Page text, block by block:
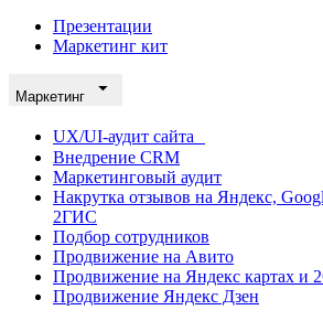
Презентации
Маркетинг кит
Маркетинг
UX/UI-аудит сайта
Внедрение CRM
Маркетинговый аудит
Накрутка отзывов на Яндекс,
2ГИС
Подбор сотрудников
Продвижение на Авито
Продвижение на Яндекс картах и
Продвижение Яндекс Дзен